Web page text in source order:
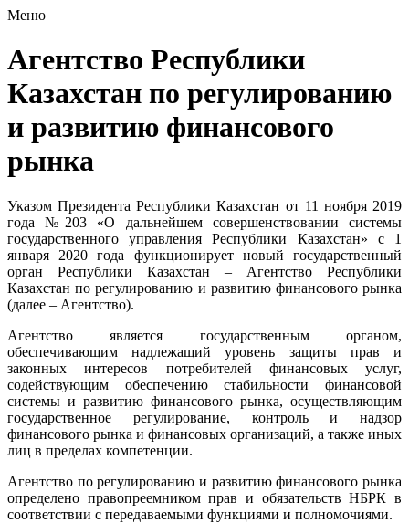
Меню
Агентство Республики
Казахстан по регулированию
и развитию финансового
рынка
Указом Президента Республики Казахстан от 11 ноября 2019
года №203 «О дальнейшем совершенствовании системы
государственного управления Республики Казахстан» c 1
января 2020 года функционирует новый государственный
орган Республики Казахстан – Агентство Республики
Казахстан по регулированию и развитию финансового рынка
(далее – Агентство).
Агентство является государственным органом,
обеспечивающим надлежащий уровень защиты прав и
законных интересов потребителей финансовых услуг,
содействующим обеспечению стабильности финансовой
системы и развитию финансового рынка, осуществляющим
государственное регулирование, контроль и надзор
финансового рынка и финансовых организаций, а также иных
лиц в пределах компетенции.
Агентство по регулированию и развитию финансового рынка
определено правопреемником прав и обязательств НБРК в
соответствии с передаваемыми функциями и полномочиями.